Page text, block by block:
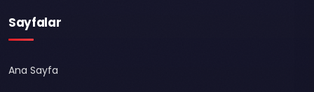
Sayfalar
Ana Sayfa